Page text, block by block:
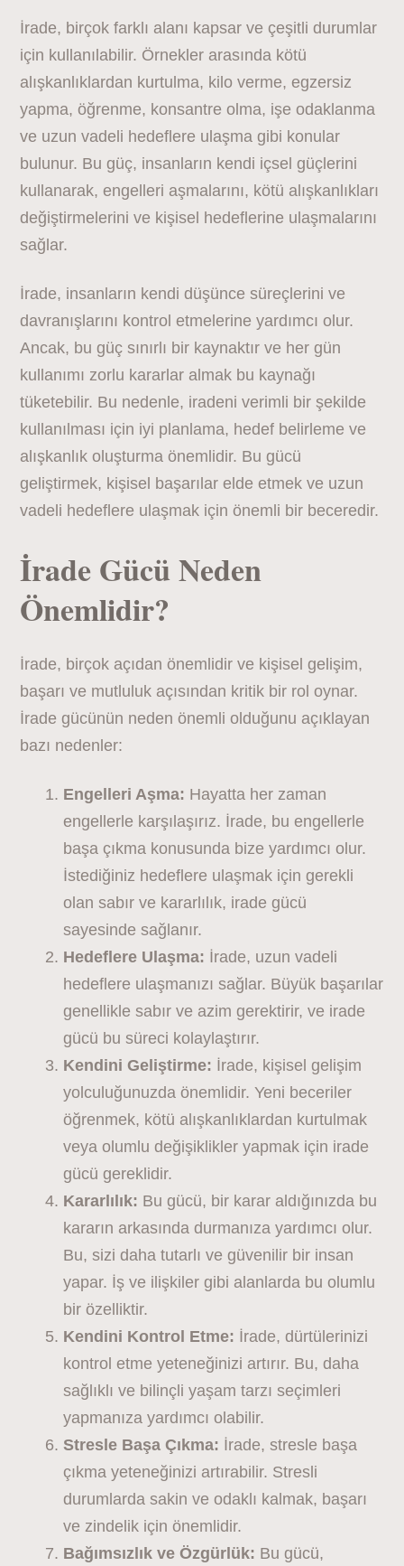
İrade, birçok farklı alanı kapsar ve çeşitli durumlar
için kullanılabilir. Örnekler arasında kötü
alışkanlıklardan kurtulma, kilo verme, egzersiz
yapma, öğrenme, konsantre olma, işe odaklanma
ve uzun vadeli hedeflere ulaşma gibi konular
bulunur. Bu güç, insanların kendi içsel güçlerini
kullanarak, engelleri aşmalarını, kötü alışkanlıkları
değiştirmelerini ve kişisel hedeflerine ulaşmalarını
sağlar.
İrade, insanların kendi düşünce süreçlerini ve
davranışlarını kontrol etmelerine yardımcı olur.
Ancak, bu güç sınırlı bir kaynaktır ve her gün
kullanımı zorlu kararlar almak bu kaynağı
tüketebilir. Bu nedenle, iradeni verimli bir şekilde
kullanılması için iyi planlama, hedef belirleme ve
alışkanlık oluşturma önemlidir. Bu gücü
geliştirmek, kişisel başarılar elde etmek ve uzun
vadeli hedeflere ulaşmak için önemli bir beceredir.
İrade Gücü Neden
Önemlidir?
İrade, birçok açıdan önemlidir ve kişisel gelişim,
başarı ve mutluluk açısından kritik bir rol oynar.
İrade gücünün neden önemli olduğunu açıklayan
bazı nedenler:
Engelleri Aşma: Hayatta her zaman
engellerle karşılaşırız. İrade, bu engellerle
başa çıkma konusunda bize yardımcı olur.
İstediğiniz hedeflere ulaşmak için gerekli
olan sabır ve kararlılık, irade gücü
sayesinde sağlanır.
Hedeflere Ulaşma: İrade, uzun vadeli
hedeflere ulaşmanızı sağlar. Büyük başarılar
genellikle sabır ve azim gerektirir, ve irade
gücü bu süreci kolaylaştırır.
Kendini Geliştirme: İrade, kişisel gelişim
yolculuğunuzda önemlidir. Yeni beceriler
öğrenmek, kötü alışkanlıklardan kurtulmak
veya olumlu değişiklikler yapmak için irade
gücü gereklidir.
Kararlılık: Bu gücü, bir karar aldığınızda bu
kararın arkasında durmanıza yardımcı olur.
Bu, sizi daha tutarlı ve güvenilir bir insan
yapar. İş ve ilişkiler gibi alanlarda bu olumlu
bir özelliktir.
Kendini Kontrol Etme: İrade, dürtülerinizi
kontrol etme yeteneğinizi artırır. Bu, daha
sağlıklı ve bilinçli yaşam tarzı seçimleri
yapmanıza yardımcı olabilir.
Stresle Başa Çıkma: İrade, stresle başa
çıkma yeteneğinizi artırabilir. Stresli
durumlarda sakin ve odaklı kalmak, başarı
ve zindelik için önemlidir.
Bağımsızlık ve Özgürlük: Bu gücü,